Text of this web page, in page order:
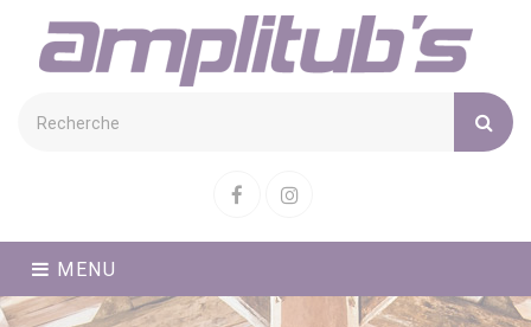
FacebookInstagram
MENU
Cookies management panel